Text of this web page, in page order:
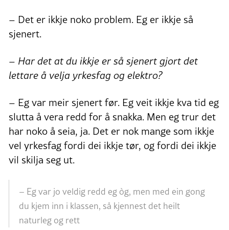
– Det er ikkje noko problem. Eg er ikkje så
sjenert.
– Har det at du ikkje er så sjenert gjort det
lettare å velja yrkesfag og elektro?
– Eg var meir sjenert før. Eg veit ikkje kva tid eg
slutta å vera redd for å snakka. Men eg trur det
har noko å seia, ja. Det er nok mange som ikkje
vel yrkesfag fordi dei ikkje tør, og fordi dei ikkje
vil skilja seg ut.
– Eg var jo veldig redd eg òg, men med ein gong
du kjem inn i klassen, så kjennest det heilt
naturleg og rett